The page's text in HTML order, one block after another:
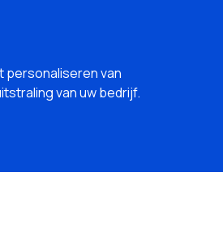
personaliseren van
van uw bedrijf.